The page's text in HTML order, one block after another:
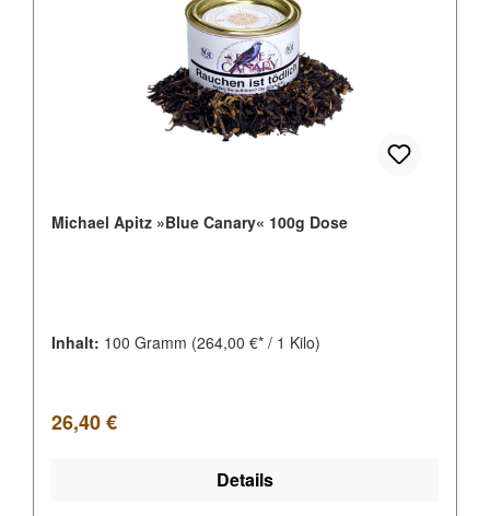
Michael Apitz »Blue Canary« 100g Dose
Inhalt: 100 Gramm (264,00 €* / 1 Kilo)
Regulärer Preis:
26,40 €
Details